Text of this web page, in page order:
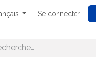
Se connecter